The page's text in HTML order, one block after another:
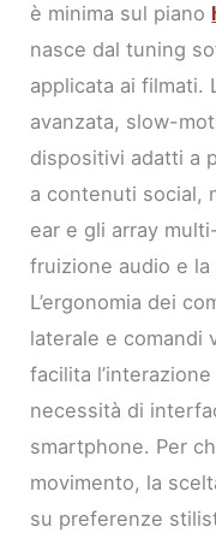
è minima sul piano
nasce dal tuning
applicata ai filmati.
avanzata, slow-
dispositivi adatti a
a contenuti social,
ear e gli array
fruizione audio e
L’ergonomia dei
laterale e comandi
facilita
necessità di
smartphone. Per
movimento, la
su preferenze